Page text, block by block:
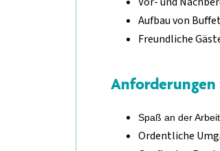
Aufbau von
Freundliche
Anforderungen
Spaß an der
Ordentliche